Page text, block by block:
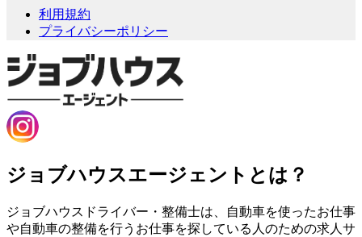
利用規約
プライバシーポリシー
ジョブハウスエージェントとは？
ジョブハウスドライバー・整備士は、自動車を使ったお仕事
や自動車の整備を行うお仕事を探している人のための求人サ